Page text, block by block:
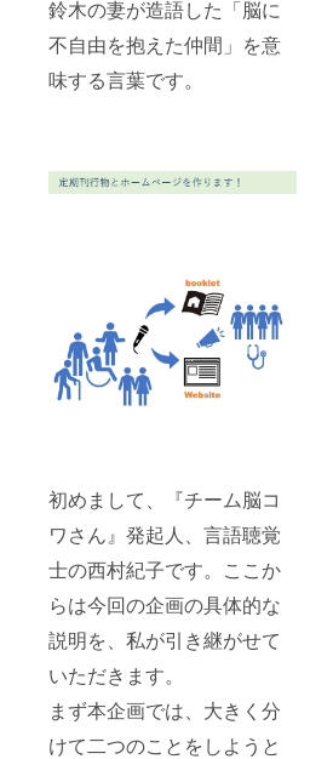
鈴木の妻が造語した「脳に
不自由を抱えた仲間」を意
味する言葉です。
初めまして、『チーム脳コ
ワさん』発起人、言語聴覚
士の西村紀子です。ここか
らは今回の企画の具体的な
説明を、私が引き継がせて
いただきます。
まず本企画では、大きく分
けて二つのことをしようと